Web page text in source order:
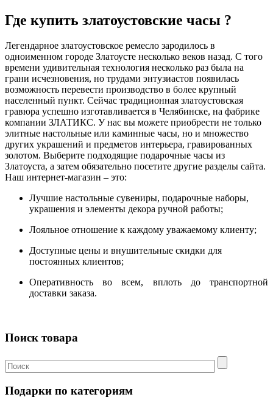
Где купить златоустовские часы ?
Легендарное златоустовское ремесло зародилось в
одноименном городе Златоусте несколько веков назад. С того
времени удивительная технология несколько раз была на
грани исчезновения, но трудами энтузиастов появилась
возможность перевести производство в более крупный
населенный пункт. Сейчас традиционная златоустовская
гравюра успешно изготавливается в Челябинске, на фабрике
компании ЗЛАТИКС. У нас вы можете приобрести не только
элитные настольные или каминные часы, но и множество
других украшений и предметов интерьера, гравированных
золотом. Выберите подходящие подарочные часы из
Златоуста, а затем обязательно посетите другие разделы сайта.
Наш интернет-магазин – это:
Лучшие настольные сувениры, подарочные наборы,
украшения и элементы декора ручной работы;
Лояльное отношение к каждому уважаемому клиенту;
Доступные цены и внушительные скидки для
постоянных клиентов;
Оперативность во всем, вплоть до транспортной
доставки заказа.
Поиск товара
Подарки по категориям